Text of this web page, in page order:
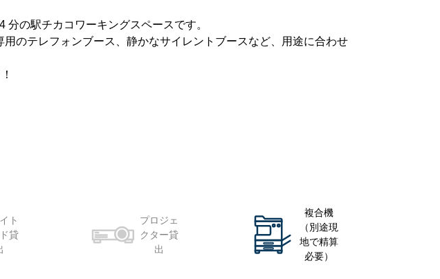
の駅チカコワーキングスペースです。
のテレフォンブース、静かなサイレントブースなど、用途に合わせ
ト
貸
プロジェ
クター貸
出
複合機
（別途現
地で精算
必要）